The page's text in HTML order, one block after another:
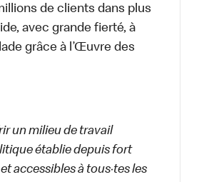
de clients dans plus
avec grande fierté, à
grâce à l’Œuvre des
un milieu de travail
établie depuis fort
accessibles à tous·tes les